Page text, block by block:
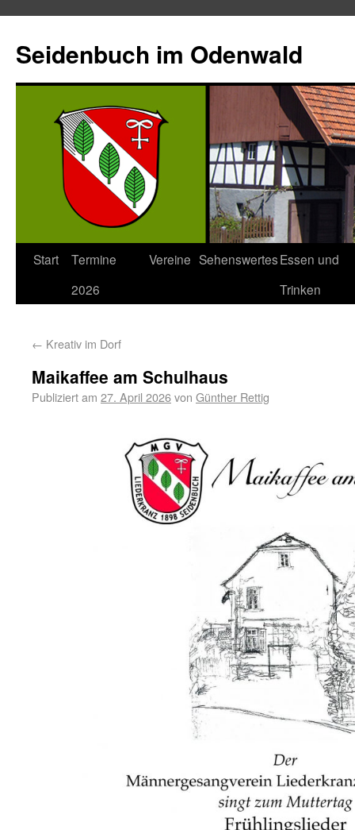
Seidenbuch im Odenwald
Start
Termine
2026
Vereine SehenswertesEssen und
Trinken
← Kreativ im Dorf
Maikaffee am Schulhaus
Publiziert am 27. April 2026von Günther Rettig